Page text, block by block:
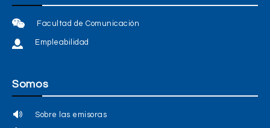
Facultad de Comunicación
Empleabilidad
Somos
Sobre las emisoras